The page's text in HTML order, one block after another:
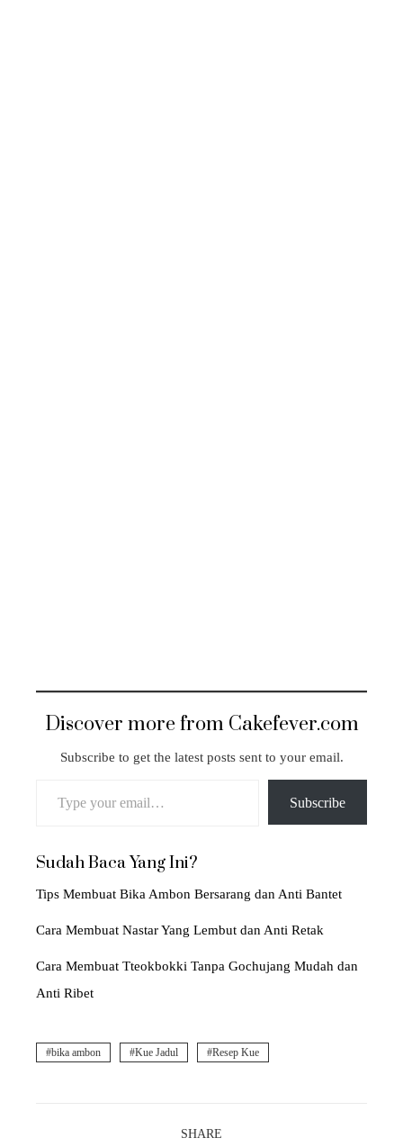
Discover more from Cakefever.com
Subscribe to get the latest posts sent to your email.
Subscribe
Sudah Baca Yang Ini?
Tips Membuat Bika Ambon Bersarang dan Anti Bantet
Cara Membuat Nastar Yang Lembut dan Anti Retak
Cara Membuat Tteokbokki Tanpa Gochujang Mudah dan
Anti Ribet
bika ambon Kue Jadul Resep Kue
SHARE